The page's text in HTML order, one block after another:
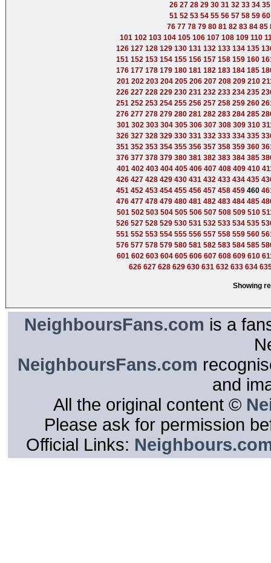
26 27 28 29 30 31 32 33 34 35
51 52 53 54 55 56 57 58 59 60
76 77 78 79 80 81 82 83 84 85
101 102 103 104 105 106 107 108 109 110
126 127 128 129 130 131 132 133 134 135
151 152 153 154 155 156 157 158 159 160
176 177 178 179 180 181 182 183 184 185
201 202 203 204 205 206 207 208 209 210
226 227 228 229 230 231 232 233 234 235
251 252 253 254 255 256 257 258 259 260
276 277 278 279 280 281 282 283 284 285
301 302 303 304 305 306 307 308 309 310
326 327 328 329 330 331 332 333 334 335
351 352 353 354 355 356 357 358 359 360
376 377 378 379 380 381 382 383 384 385
401 402 403 404 405 406 407 408 409 410
426 427 428 429 430 431 432 433 434 435
451 452 453 454 455 456 457 458 459 460
476 477 478 479 480 481 482 483 484 485
501 502 503 504 505 506 507 508 509 510
526 527 528 529 530 531 532 533 534 535
551 552 553 554 555 556 557 558 559 560
576 577 578 579 580 581 582 583 584 585
601 602 603 604 605 606 607 608 609 610
626 627 628 629 630 631 632 633 634
Showing
NeighboursFans.com is a
NeighboursFans.com
and
All the original content ©
Please ask for permission
Official Links: